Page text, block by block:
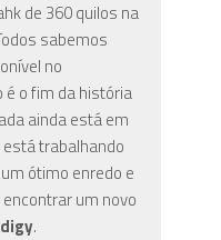
de 360 quilos na
sabemos
no
o fim da história
ainda está em
trabalhando
ótimo enredo e
um novo
.